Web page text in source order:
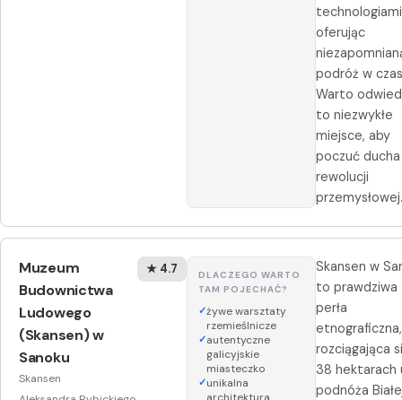
oferując
podróż w
Warto
to niezwykłe
miejsce, aby
poczuć ducha
rewolucji
Muzeum
Budownictwa
Ludowego
(Skansen) w
Sanoku
Skansen
★ 4.7
DLACZEGO WARTO
TAM POJECHAĆ?
żywe warsztaty
rzemieślnicze
autentyczne
galicyjskie
miasteczko
unikalna
Skansen w
to prawdziwa
perła
etnograficzna,
rozciągająca
38 hektarach
podnóża